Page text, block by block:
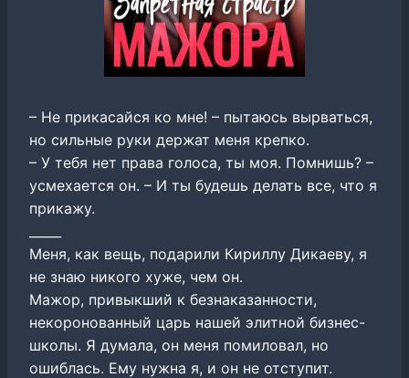
– Не прикасайся ко мне! – пытаюсь вырваться,
но сильные руки держат меня крепко.
– У тебя нет права голоса, ты моя. Помнишь? –
усмехается он. – И ты будешь делать все, что я
прикажу.
Меня, как вещь, подарили Кириллу Дикаеву, я
не знаю никого хуже, чем он.
Мажор, привыкший к безнаказанности,
некоронованный царь нашей элитной бизнес-
школы. Я думала, он меня помиловал, но
ошиблась. Ему нужна я, и он не отступит.